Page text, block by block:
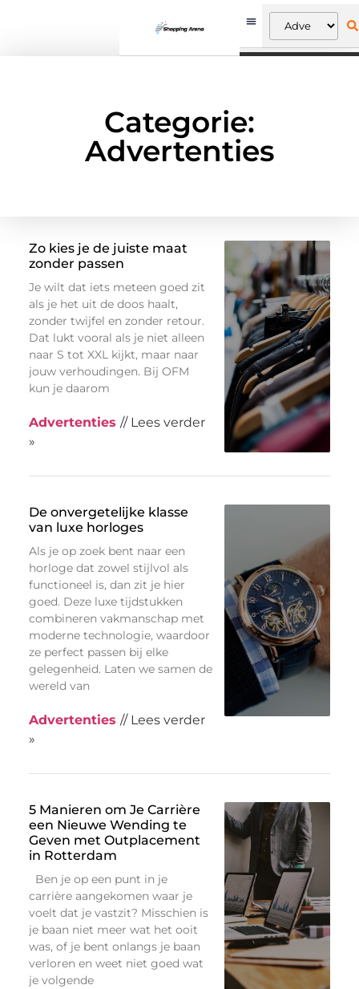
Categorie:
Advertenties
Zo kies je de juiste maat
zonder passen
Je wilt dat iets meteen goed zit
als je het uit de doos haalt,
zonder twijfel en zonder retour.
Dat lukt vooral als je niet alleen
naar S tot XXL kijkt, maar naar
jouw verhoudingen. Bij OFM
kun je daarom
Advertenties // Lees verder
»
De onvergetelijke klasse
van luxe horloges
Als je op zoek bent naar een
horloge dat zowel stijlvol als
functioneel is, dan zit je hier
goed. Deze luxe tijdstukken
combineren vakmanschap met
moderne technologie, waardoor
ze perfect passen bij elke
gelegenheid. Laten we samen de
wereld van
Advertenties // Lees verder
»
5 Manieren om Je Carrière
een Nieuwe Wending te
Geven met Outplacement
in Rotterdam
Ben je op een punt in je
carrière aangekomen waar je
voelt dat je vastzit? Misschien is
je baan niet meer wat het ooit
was, of je bent onlangs je baan
verloren en weet niet goed wat
je volgende